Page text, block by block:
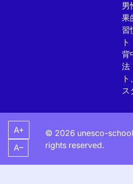
男
果
習
ト
背
法
ス
A+
A–
© 2026 unesco-
rights reserved.